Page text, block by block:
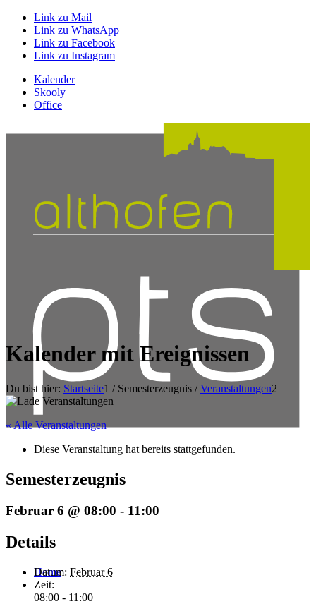
Link zu Mail
Link zu WhatsApp
Link zu Facebook
Link zu Instagram
Kalender
Skooly
Office
Home
Kalender mit Ereignissen
Du bist hier: Startseite1 / Semesterzeugnis / Veranstaltungen2
« Alle Veranstaltungen
Diese Veranstaltung hat bereits stattgefunden.
Semesterzeugnis
Februar 6 @ 08:00 - 11:00
Details
Datum: Februar 6
Zeit:
08:00 - 11:00